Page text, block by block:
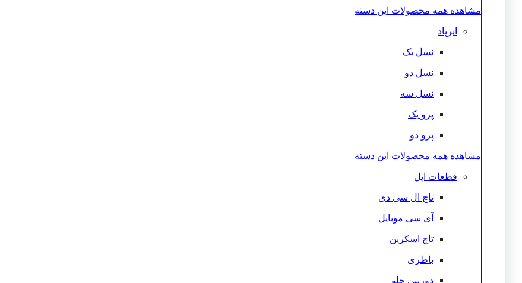
مشاهده همه محصولات این دسته
ایرپاد
نسل یک
نسل دو
نسل سه
پرو یک
پرو دو
مشاهده همه محصولات این دسته
قطعات اپل
تاچ ال سی دی
آی سی موبایل
تاچ اسکرین
باطری
دوربین جلو